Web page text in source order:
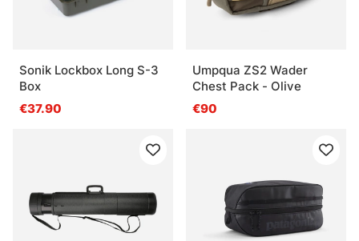
Sonik Lockbox Long S-3
Box
€37.90
Umpqua ZS2 Wader
Chest Pack - Olive
€90